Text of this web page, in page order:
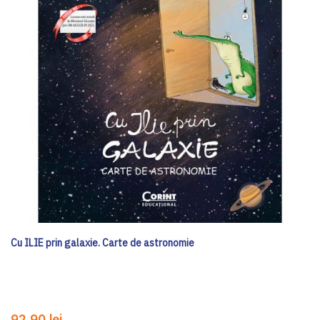
Cu ILIE prin galaxie. Carte de astronomie